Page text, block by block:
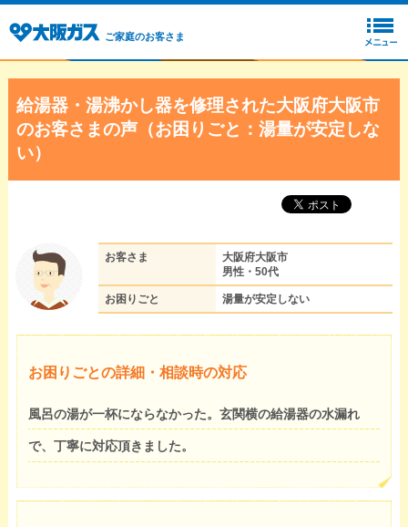
ご家庭のお客さま
給湯器・湯沸かし器を修理された大阪府大阪市
のお客さまの声（お困りごと：湯量が安定しな
い）
お客さま
大阪府大阪市
男性・50代
お困りごと 湯量が安定しない
お困りごとの詳細・相談時の対応
風呂の湯が一杯にならなかった。玄関横の給湯器の水漏れ
で、丁寧に対応頂きました。